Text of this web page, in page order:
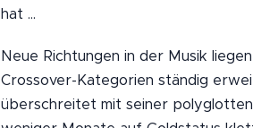
hat ...
Neue Richtungen in der Musik
Crossover-Kategorien ständig
überschreitet mit seiner